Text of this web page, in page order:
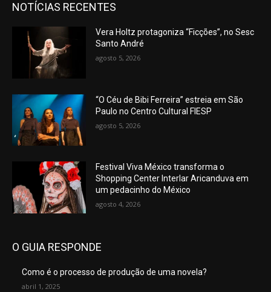
NOTÍCIAS RECENTES
Vera Holtz protagoniza “Ficções”, no Sesc
Santo André
agosto 5, 2026
“O Céu de Bibi Ferreira” estreia em São
Paulo no Centro Cultural FIESP
agosto 5, 2026
Festival Viva México transforma o
Shopping Center Interlar Aricanduva em
um pedacinho do México
agosto 4, 2026
O GUIA RESPONDE
Como é o processo de produção de uma novela?
abril 1, 2025